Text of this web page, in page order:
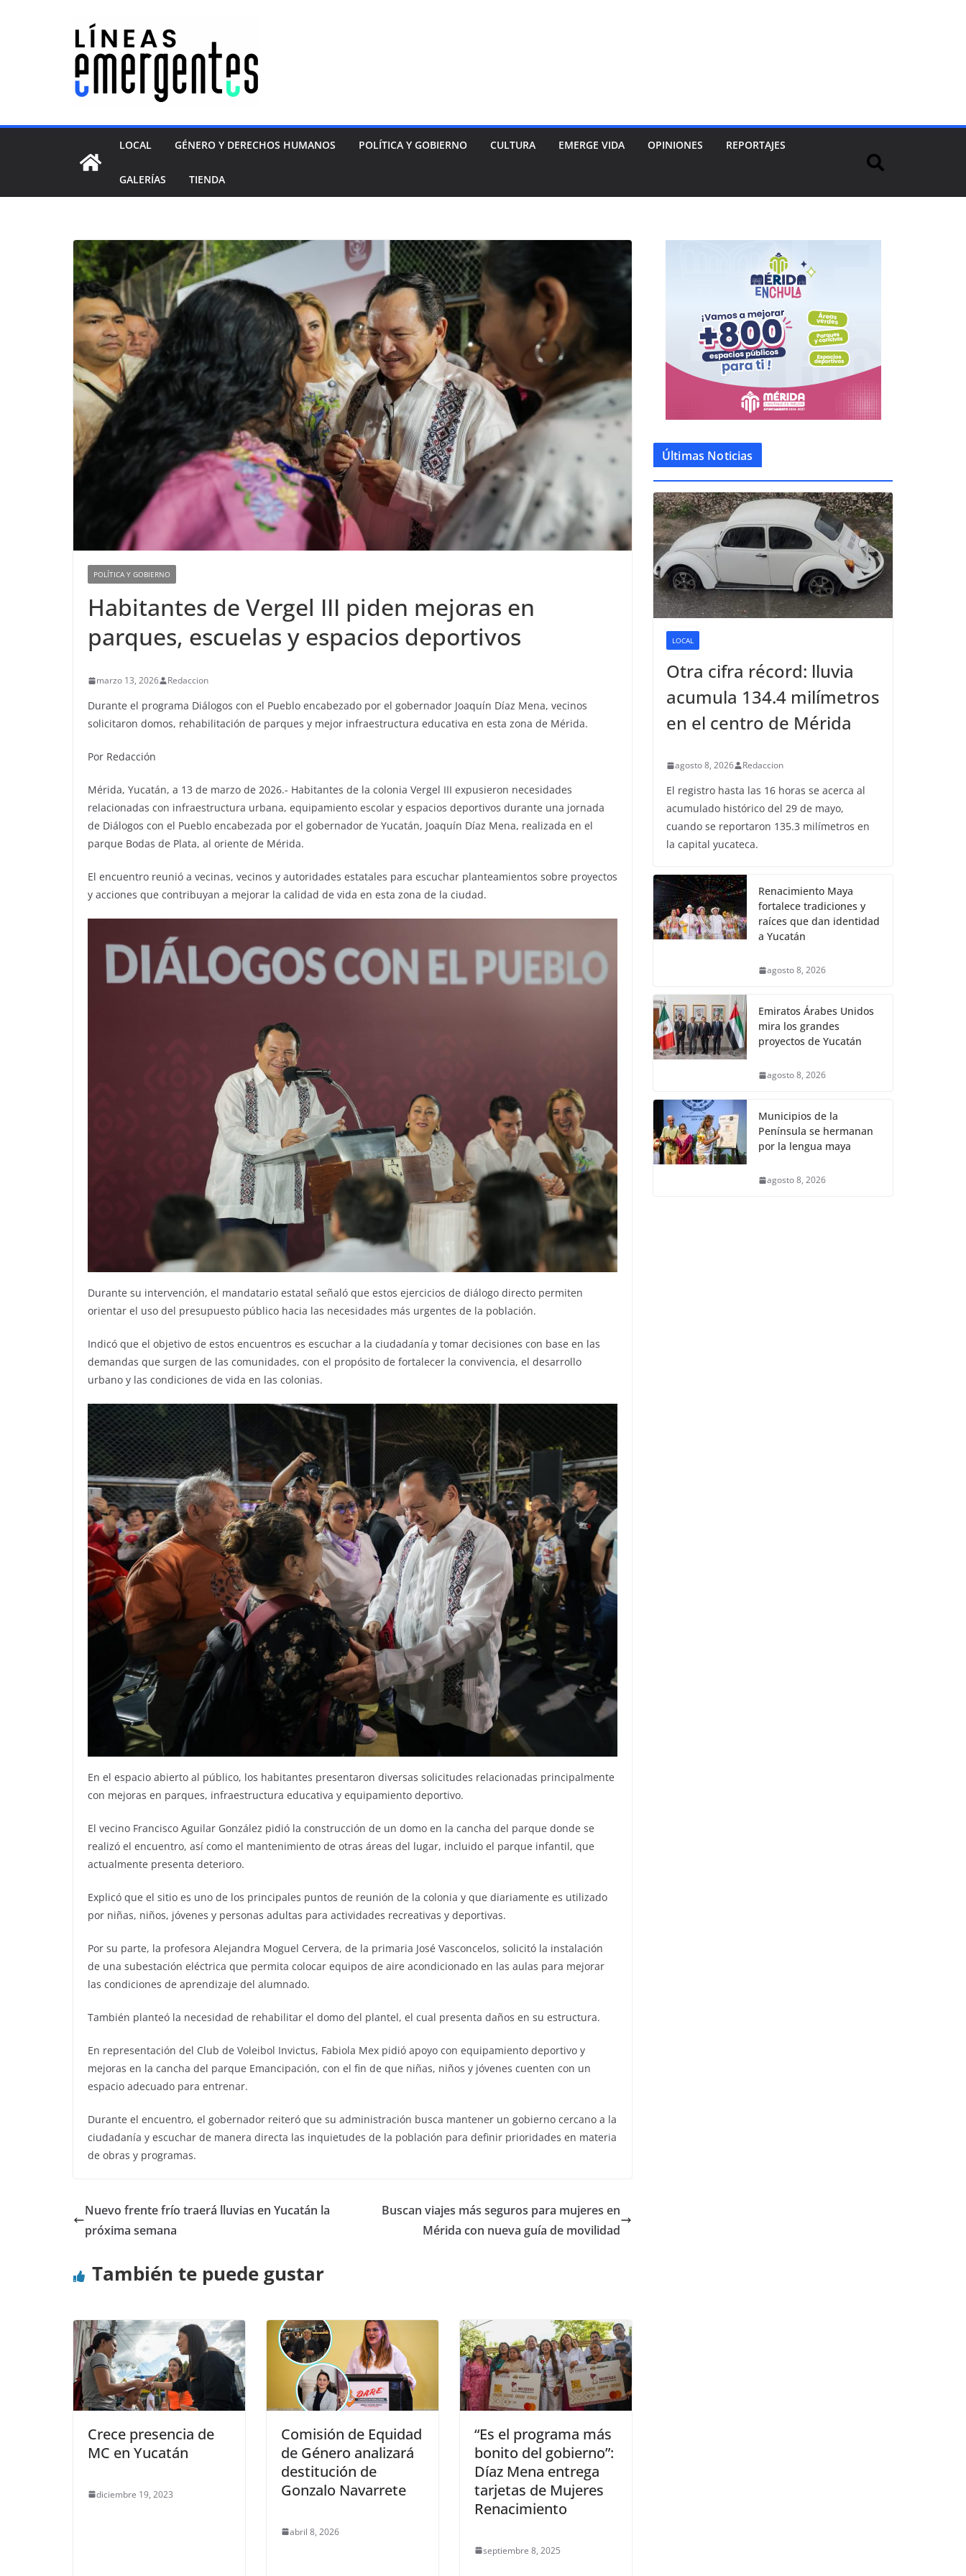
LOCAL GÉNERO Y DERECHOS HUMANOS POLÍTICA Y GOBIERNO CULTURA EMERGE VIDA OPINIONES REPORTAJES
GALERÍAS TIENDA
POLÍTICA Y GOBIERNO
Habitantes de Vergel III piden mejoras en
parques, escuelas y espacios deportivos
marzo 13, 2026 Redaccion
Durante el programa Diálogos con el Pueblo encabezado por el gobernador Joaquín Díaz Mena, vecinos
solicitaron domos, rehabilitación de parques y mejor infraestructura educativa en esta zona de Mérida.
Por Redacción
Mérida, Yucatán, a 13 de marzo de 2026.- Habitantes de la colonia Vergel III expusieron necesidades
relacionadas con infraestructura urbana, equipamiento escolar y espacios deportivos durante una jornada
de Diálogos con el Pueblo encabezada por el gobernador de Yucatán, Joaquín Díaz Mena, realizada en el
parque Bodas de Plata, al oriente de Mérida.
El encuentro reunió a vecinas, vecinos y autoridades estatales para escuchar planteamientos sobre proyectos
y acciones que contribuyan a mejorar la calidad de vida en esta zona de la ciudad.
Durante su intervención, el mandatario estatal señaló que estos ejercicios de diálogo directo permiten
orientar el uso del presupuesto público hacia las necesidades más urgentes de la población.
Indicó que el objetivo de estos encuentros es escuchar a la ciudadanía y tomar decisiones con base en las
demandas que surgen de las comunidades, con el propósito de fortalecer la convivencia, el desarrollo
urbano y las condiciones de vida en las colonias.
En el espacio abierto al público, los habitantes presentaron diversas solicitudes relacionadas principalmente
con mejoras en parques, infraestructura educativa y equipamiento deportivo.
El vecino Francisco Aguilar González pidió la construcción de un domo en la cancha del parque donde se
realizó el encuentro, así como el mantenimiento de otras áreas del lugar, incluido el parque infantil, que
actualmente presenta deterioro.
Explicó que el sitio es uno de los principales puntos de reunión de la colonia y que diariamente es utilizado
por niñas, niños, jóvenes y personas adultas para actividades recreativas y deportivas.
Por su parte, la profesora Alejandra Moguel Cervera, de la primaria José Vasconcelos, solicitó la instalación
de una subestación eléctrica que permita colocar equipos de aire acondicionado en las aulas para mejorar
las condiciones de aprendizaje del alumnado.
También planteó la necesidad de rehabilitar el domo del plantel, el cual presenta daños en su estructura.
En representación del Club de Voleibol Invictus, Fabiola Mex pidió apoyo con equipamiento deportivo y
mejoras en la cancha del parque Emancipación, con el fin de que niñas, niños y jóvenes cuenten con un
espacio adecuado para entrenar.
Durante el encuentro, el gobernador reiteró que su administración busca mantener un gobierno cercano a la
ciudadanía y escuchar de manera directa las inquietudes de la población para definir prioridades en materia
de obras y programas.
Nuevo frente frío traerá lluvias en Yucatán la
próxima semana
Buscan viajes más seguros para mujeres en
Mérida con nueva guía de movilidad
También te puede gustar
Crece presencia de
MC en Yucatán
diciembre 19, 2023
Comisión de Equidad
de Género analizará
destitución de
Gonzalo Navarrete
abril 8, 2026
“Es el programa más
bonito del gobierno”:
Díaz Mena entrega
tarjetas de Mujeres
Renacimiento
septiembre 8, 2025
Últimas Noticias
LOCAL
Otra cifra récord: lluvia
acumula 134.4 milímetros
en el centro de Mérida
agosto 8, 2026 Redaccion
El registro hasta las 16 horas se acerca al
acumulado histórico del 29 de mayo,
cuando se reportaron 135.3 milímetros en
la capital yucateca.
Renacimiento Maya
fortalece tradiciones y
raíces que dan identidad
a Yucatán
agosto 8, 2026
Emiratos Árabes Unidos
mira los grandes
proyectos de Yucatán
agosto 8, 2026
Municipios de la
Península se hermanan
por la lengua maya
agosto 8, 2026